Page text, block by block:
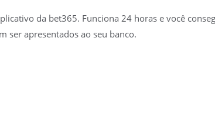
da bet365. Funciona 24 horas e você
ser apresentados ao seu banco.